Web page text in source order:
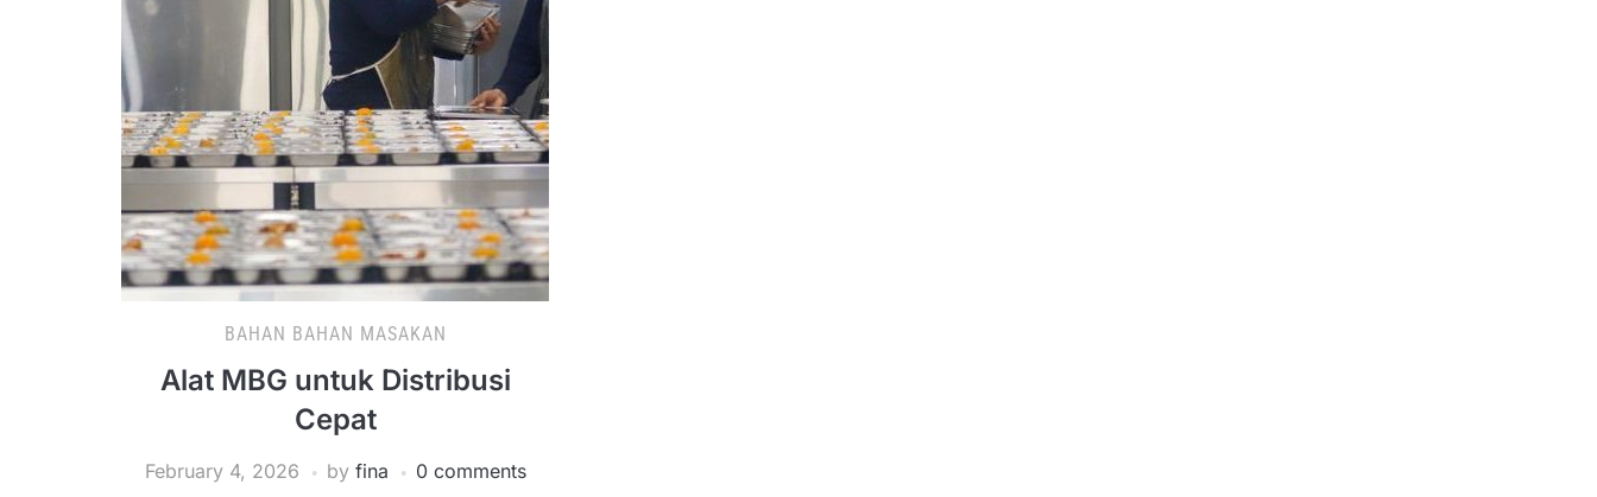
BAHAN BAHAN MASAKAN
Alat MBG untuk Distribusi
Cepat
February 4, 2026 by fina 0 comments